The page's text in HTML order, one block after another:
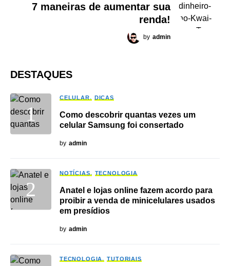
7 maneiras de aumentar sua
renda!
by admin
DESTAQUES
CELULAR DICAS
Como descobrir quantas vezes um
celular Samsung foi consertado
by admin
NOTÍCIAS TECNOLOGIA
Anatel e lojas online fazem acordo para
proibir a venda de minicelulares usados
em presídios
by admin
TECNOLOGIA TUTORIAIS